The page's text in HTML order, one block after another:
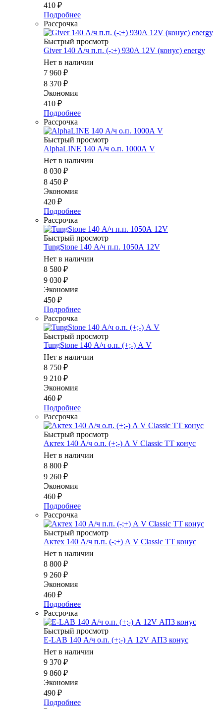
410 ₽
Подробнее
Рассрочка
Быстрый просмотр
Giver 140 А/ч п.п. (-;+) 930А 12V (конус) energy
Нет в наличии
7 960 ₽
8 370 ₽
Экономия
410 ₽
Подробнее
Рассрочка
Быстрый просмотр
AlphaLINE 140 А/ч о.п. 1000А V
Нет в наличии
8 030 ₽
8 450 ₽
Экономия
420 ₽
Подробнее
Рассрочка
Быстрый просмотр
TungStone 140 А/ч п.п. 1050А 12V
Нет в наличии
8 580 ₽
9 030 ₽
Экономия
450 ₽
Подробнее
Рассрочка
Быстрый просмотр
TungStone 140 А/ч о.п. (+;-) А V
Нет в наличии
8 750 ₽
9 210 ₽
Экономия
460 ₽
Подробнее
Рассрочка
Быстрый просмотр
Актех 140 А/ч о.п. (+;-) А V Classic TT конус
Нет в наличии
8 800 ₽
9 260 ₽
Экономия
460 ₽
Подробнее
Рассрочка
Быстрый просмотр
Актех 140 А/ч п.п. (-;+) А V Classic TT конус
Нет в наличии
8 800 ₽
9 260 ₽
Экономия
460 ₽
Подробнее
Рассрочка
Быстрый просмотр
E-LAB 140 А/ч о.п. (+;-) А 12V АП3 конус
Нет в наличии
9 370 ₽
9 860 ₽
Экономия
490 ₽
Подробнее